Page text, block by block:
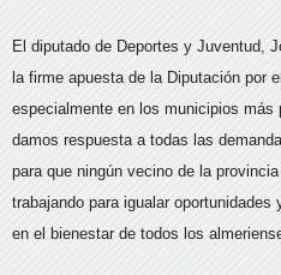
El diputado de Deportes y Juventud,
la firme apuesta de la Diputación por
especialmente en los municipios más
damos respuesta a todas las
para que ningún vecino de la
trabajando para igualar
en el bienestar de todos los